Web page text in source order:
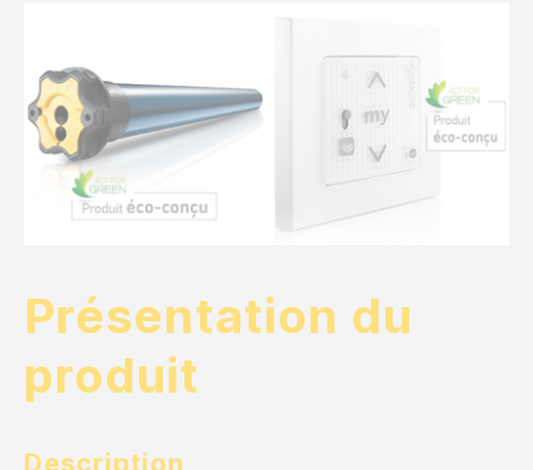
Présentation du
produit
Description